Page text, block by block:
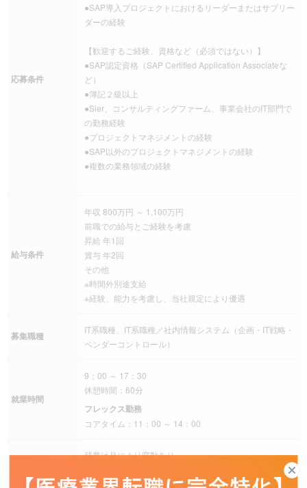
応募条件
●SAP導入プロジェクトにおけるリーダーまたはサブリー
ダーの経験
【歓迎するご経験、資格など（必須ではない）】
●SAP認定資格（SAP Certified Application Associateな
ど）
●簿記２級以上
●Sier、コンサルティングファーム、事業会社のIT部門で
の勤務経験
●プロジェクトマネジメントの経験
●SAP以外のプロジェクトマネジメントの経験
●複数の業務領域の経験
給与条件
年収 800万円 ～ 1,100万円
前職での給与とご経験を考慮
昇給 年1回
賞与 年2回
その他
※時間外別途支給
※経験、能力を考慮し、当社規定により優遇
募集職種
IT系職種、IT系職種／社内情報システム（企画・IT戦略・
ベンダーコントロール）
就業時間
9：00 ～ 17：30
休憩時間：60分
フレックス勤務
コアタイム：11：00 ～ 14：00
残業は月により変動あり